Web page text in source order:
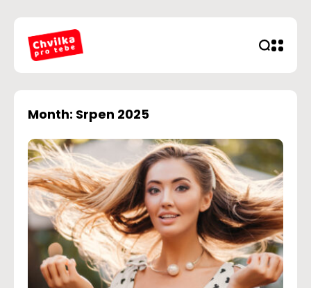
Month: Srpen 2025